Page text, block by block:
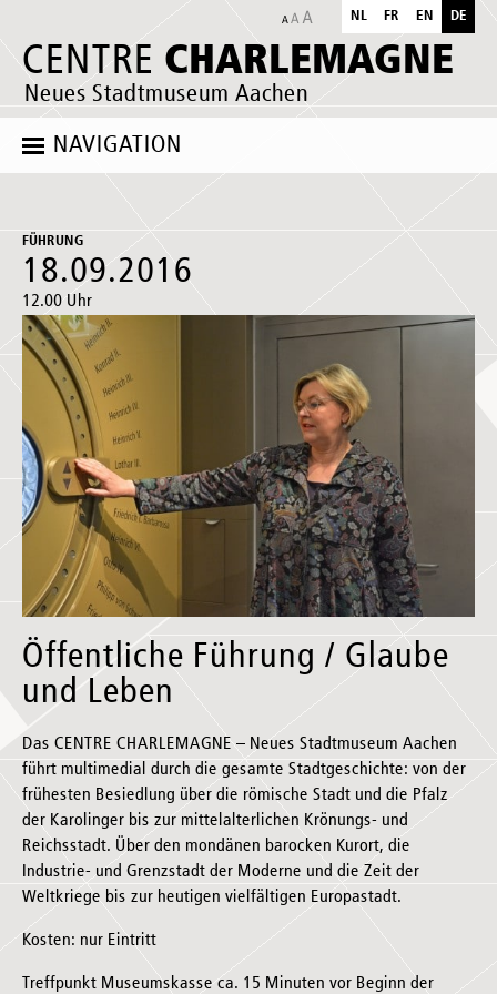
CENTRE CHARLEMAGNE
Neues Stadtmuseum Aachen
NL FR EN DE
NAVIGATION
FÜHRUNG
18.09.2016
12.00 Uhr
Öffentliche Führung / Glaube
und Leben
Das CENTRE CHARLEMAGNE – Neues Stadtmuseum Aachen
führt multimedial durch die gesamte Stadtgeschichte: von der
frühesten Besiedlung über die römische Stadt und die Pfalz
der Karolinger bis zur mittelalterlichen Krönungs- und
Reichsstadt. Über den mondänen barocken Kurort, die
Industrie- und Grenzstadt der Moderne und die Zeit der
Weltkriege bis zur heutigen vielfältigen Europastadt.
Kosten: nur Eintritt
Treffpunkt Museumskasse ca. 15 Minuten vor Beginn der